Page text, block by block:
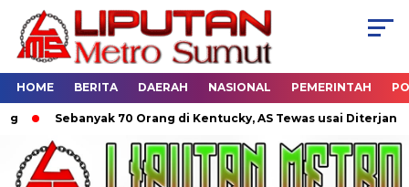
HOME BERITA DAERAH NASIONAL PEMERINTAH
Sebanyak 70 Orang di Kentucky, AS Tewas usai Diterjang